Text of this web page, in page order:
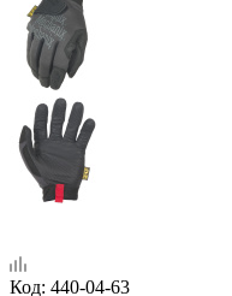
Код: 440-04-63